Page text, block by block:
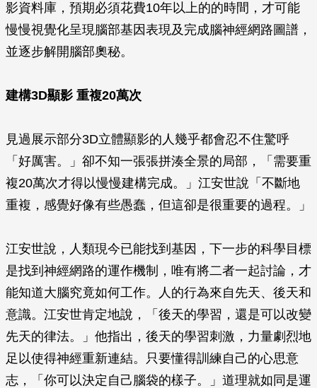
影資料庫，預期必須花費10年以上的的時間，才可能
慢慢視覺化呈現腦部基因表現及完成腦神經網路圖譜，
並逐步解開腦部奧秘。
建構3D顯影 重複20萬次
見過展示部分3D立體顯影的人幾乎都會忍不住驚呼
「好厲害。」卻不知一張張拼湊全景的局部，「需要重
複20萬次才得以慢慢建構完成。」江安世說「不斷地
重複，感覺好像有些愚蠢，但這卻是很重要的過程。」
江安世說，人類現今已能找到基因，下一步的科學目標
是找到神經網路的運作機制，唯有將二者一起討論，才
能知道大腦究竟如何工作。人的行為來自先天、後天和
意識。江安世肯定地說，「後天的學習，還是可以改變
先天的律法。」他指出，後天的學習刺激，力量劇烈地
足以使得神經重新連結。只要懂得訓練自己的心思意
志，「你可以決定自己腦袋的樣子。」道理就如同是運